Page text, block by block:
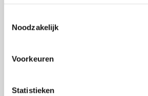
Noodzakelijk
Voorkeuren
Statistieken
psychologen,
daartoe in opleiding zijn.
een vereiste dat eventuele
Voor de opleiding is het verplicht